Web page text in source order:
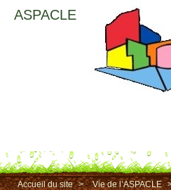
ASPACLE
Accueil du site > Vie de l’ASPACLE